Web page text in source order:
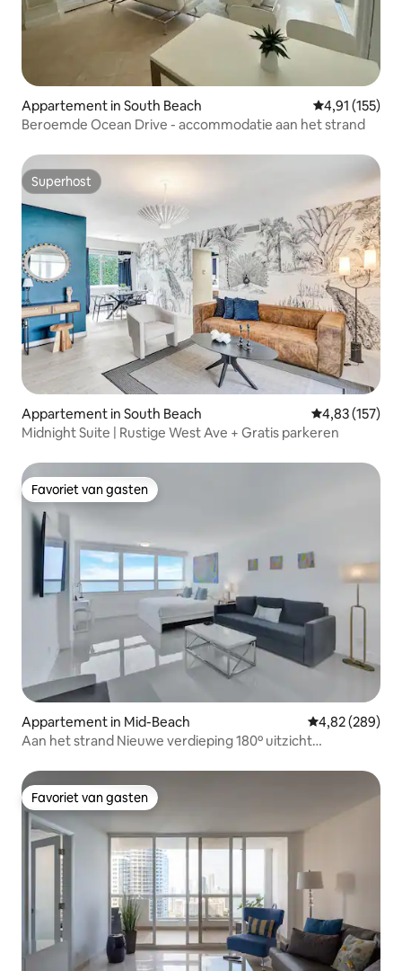
Appartement in South Beach Gemiddelde
4,91 (155)
Beroemde Ocean Drive - accommodatie aan het strand
Superhost
Superhost
Appartement in South Beach Gemiddelde
4,83 (157)
Midnight Suite | Rustige West Ave + Gratis parkeren
Favoriet van gasten
Favoriet van gasten
Appartement in Mid-Beach Gemiddelde
4,82 (289)
Aan het strand Nieuwe verdieping 180º uitzicht
Favoriet van gasten
Favoriet van gasten